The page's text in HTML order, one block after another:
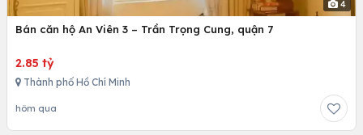
4
Bán căn hộ An Viên 3 – Trần Trọng Cung, quận 7
2.85 tỷ
Thành phố Hồ Chí Minh
hôm qua